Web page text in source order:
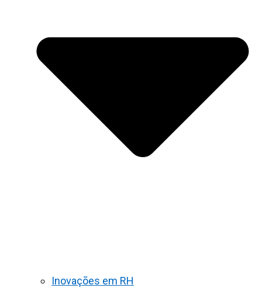
Inovações em RH